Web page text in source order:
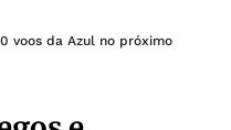
voos da Azul no próximo